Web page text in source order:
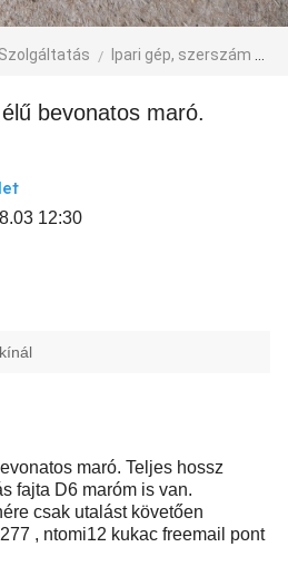
Szolgáltatás Ipari gép, szerszám
élű bevonatos maró.
12:30
kínál
maró. Teljes hossz
fajta D6 maróm is van.
csak utalást követően
, ntomi12 kukac freemail pont